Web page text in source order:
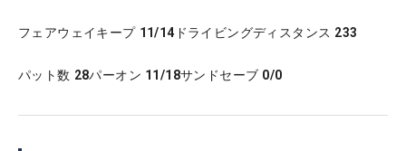
フェアウェイキープ 11/14 ドライビングディスタンス 233
パット数 28パーオン 11/18サンドセーブ 0/0